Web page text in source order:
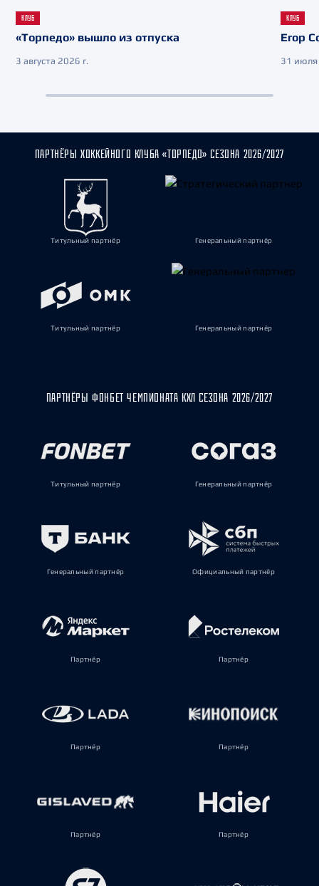
КЛУБ
«Торпедо» вышло из отпуска
3 августа 2026 г.
КЛУБ
Егор
31 июля
ПАРТНЁРЫ ХОККЕЙНОГО КЛУБА «ТОРПЕДО» СЕЗОНА 2026/2027
Титульный партнёр Генеральный партнёр
Титульный партнёр Генеральный партнёр
ПАРТНЁРЫ ФОНБЕТ ЧЕМПИОНАТА КХЛ СЕЗОНА 2026/2027
Титульный партнёр Генеральный партнёр
Генеральный партнёр Официальный партнёр
Партнёр Партнёр
Партнёр Партнёр
Партнёр Партнёр